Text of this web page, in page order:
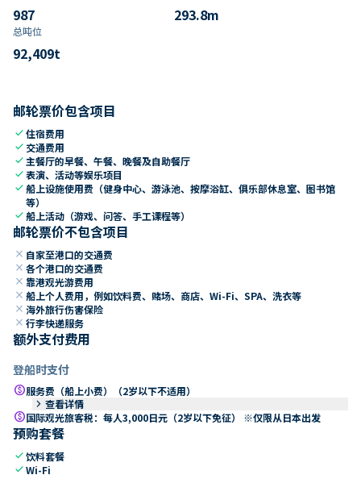
987 293.8m
总吨位
92,409t
邮轮票价包含项目
check住宿费用
check 交通费用
check 主餐厅的早餐、午餐、晚餐及自助餐厅
check表演、活动等娱乐项目
check船上设施使用费（健身中心、游泳池、按摩浴缸、俱乐部休息室、图书馆
等）
check船上活动（游戏、问答、手工课程等）
邮轮票价不包含项目
close 自家至港口的交通费
close 各个港口的交通费
close 靠港观光游费用
close 船上个人费用，例如饮料费、赌场、商店、Wi-Fi、SPA、洗衣等
close 海外旅行伤害保险
close 行李快递服务
额外支付费用
登船时支付
paid服务费（船上小费）（2岁以下不适用）
keyboard_arrow_right 查看详情
paid国际观光旅客税：每人3,000日元（2岁以下免征） ※仅限从日本出发
预购套餐
check饮料套餐
checkWi-Fi